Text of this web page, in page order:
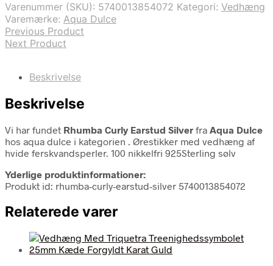
Varenummer (SKU): 5740013854072 Kategori: Vedhæng
Varemærke: Aqua Dulce
Previous Product
Next Product
Beskrivelse
Beskrivelse
Vi har fundet Rhumba Curly Earstud Silver fra Aqua Dulce
hos aqua dulce i kategorien . Ørestikker med vedhæng af
hvide ferskvandsperler. 100 nikkelfri 925Sterling sølv
Yderlige produktinformationer:
Produkt id: rhumba-curly-earstud-silver 5740013854072
Relaterede varer